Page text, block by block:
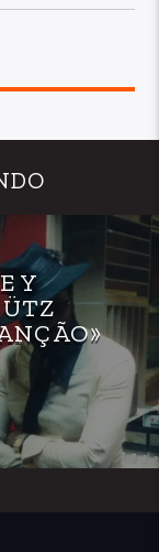
Y